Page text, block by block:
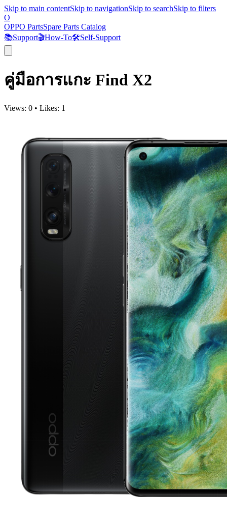
Skip to main contentSkip to navigationSkip to searchSkip to filters
O
OPPO PartsSpare Parts Catalog
📚Support🎬How-To🛠️Self-Support
คู่มือการแกะ Find X2
Views: 0 • Likes: 1